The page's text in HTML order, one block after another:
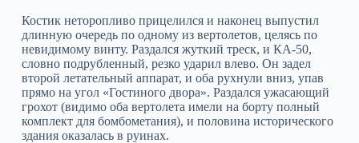
Костик неторопливо прицелился и наконец выпустил
длинную очередь по одному из вертолетов, целясь по
невидимому винту. Раздался жуткий треск, и КА-50,
словно подрубленный, резко ударил влево. Он задел
второй летательный аппарат, и оба рухнули вниз, упав
прямо на угол «Гостиного двора». Раздался ужасающий
грохот (видимо оба вертолета имели на борту полный
комплект для бомбометания), и половина исторического
здания оказалась в руинах.